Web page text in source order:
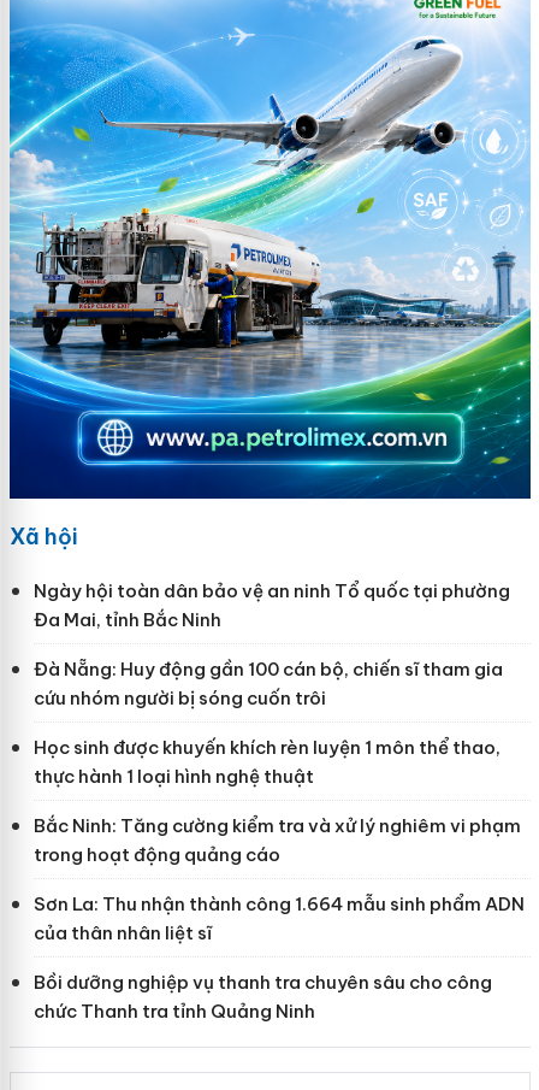
Xã hội
Ngày hội toàn dân bảo vệ an ninh Tổ quốc tại phường
Đa Mai, tỉnh Bắc Ninh
Đà Nẵng: Huy động gần 100 cán bộ, chiến sĩ tham gia
cứu nhóm người bị sóng cuốn trôi
Học sinh được khuyến khích rèn luyện 1 môn thể thao,
thực hành 1 loại hình nghệ thuật
Bắc Ninh: Tăng cường kiểm tra và xử lý nghiêm vi phạm
trong hoạt động quảng cáo
Sơn La: Thu nhận thành công 1.664 mẫu sinh phẩm ADN
của thân nhân liệt sĩ
Bồi dưỡng nghiệp vụ thanh tra chuyên sâu cho công
chức Thanh tra tỉnh Quảng Ninh